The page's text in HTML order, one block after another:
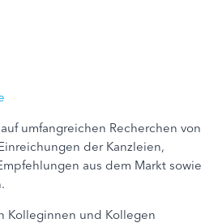
umfangreichen Recherchen von
der Kanzleien,
aus dem Markt sowie
Kolleginnen und Kollegen